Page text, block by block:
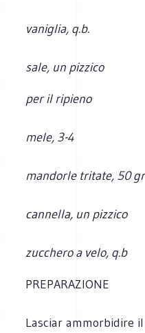
vaniglia, q.b.
sale, un pizzico
per il ripieno
mele, 3-4
mandorle tritate, 50 gr
cannella, un pizzico
zucchero a velo, q.b
PREPARAZIONE
Lasciar ammorbidire